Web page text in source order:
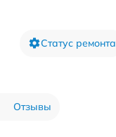
Статус ремонта
Отзывы